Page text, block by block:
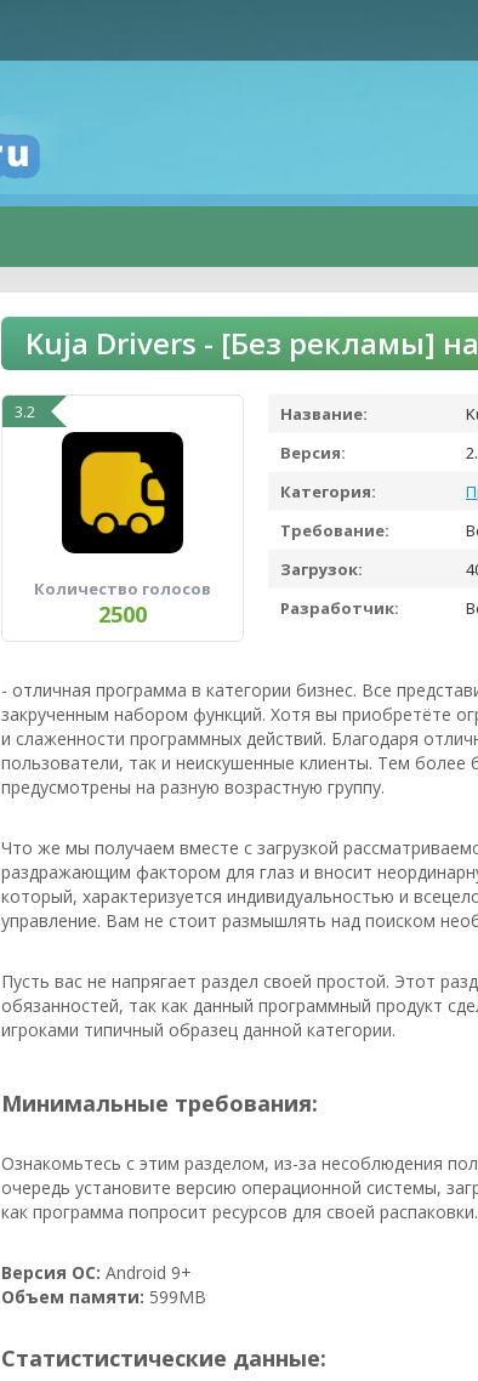
Kuja Drivers - [Без рекламы]
3.2
Количество голосов
2500
Название:
Версия:
Категория:
Требование:
Загрузок:
Разработчик:
- отличная программа в категории бизнес. Все
закрученным набором функций. Хотя вы приобретёте
и слаженности программных действий. Благодаря
пользователи, так и неискушенные клиенты. Тем более
предусмотрены на разную возрастную группу.
Что же мы получаем вместе с загрузкой
раздражающим фактором для глаз и вносит
который, характеризуется индивидуальностью и
управление. Вам не стоит размышлять над поиском
Пусть вас не напрягает раздел своей простой. Этот
обязанностей, так как данный программный продукт
игроками типичный образец данной категории.
Минимальные требования:
Ознакомьтесь с этим разделом, из-за несоблюдения
очередь установите версию операционной системы,
как программа попросит ресурсов для своей распаковки.
Версия ОС: Android 9+
Объем памяти: 599MB
Статистистические данные: